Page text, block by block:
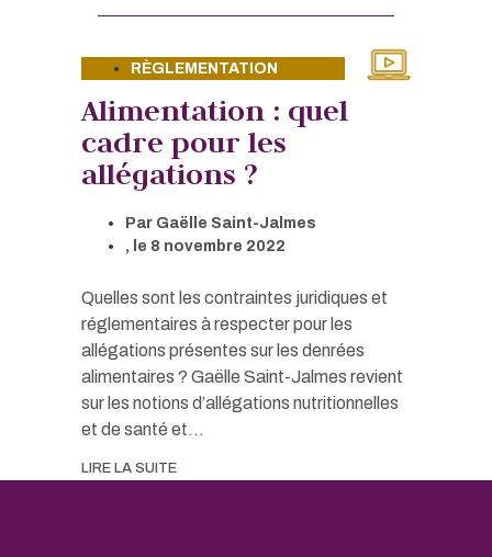
RÈGLEMENTATION
Alimentation : quel
cadre pour les
allégations ?
Par Gaëlle Saint-Jalmes
, le 8 novembre 2022
Quelles sont les contraintes juridiques et
réglementaires à respecter pour les
allégations présentes sur les denrées
alimentaires ? Gaëlle Saint-Jalmes revient
sur les notions d’allégations nutritionnelles
et de santé et...
LIRE LA SUITE